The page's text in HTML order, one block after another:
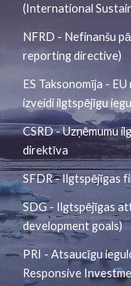
(International
NFRD - Nefinanšu
reporting directive)
ES Taksonomīja -
izveidi ilgtspējīgu
CSRD - Uzņēmumu
direktīva
SFDR - Ilgtspējīgas
SDG - Ilgtspējīgas
development goals)
PRI - Atsaucīgu
Responsive